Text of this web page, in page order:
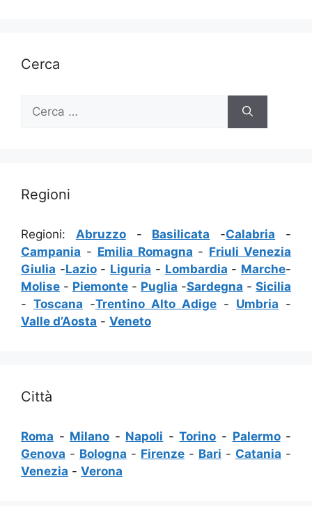
Cerca
per:
Regioni
Regioni: Abruzzo- Basilicata -Calabria -
Campania - Emilia Romagna - Friuli Venezia
Giulia -Lazio- Liguria - Lombardia - Marche-
Molise - Piemonte - Puglia -Sardegna - Sicilia
- Toscana -Trentino Alto Adige - Umbria -
Valle d’Aosta - Veneto
Città
Roma - Milano - Napoli -Torino - Palermo-
Genova - Bologna - Firenze - Bari - Catania -
Venezia - Verona